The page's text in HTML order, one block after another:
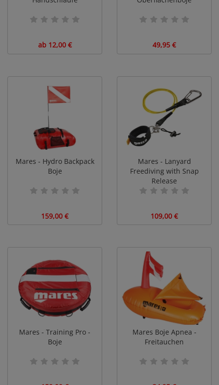
ab 12,00 € 49,95 €
Mares - Hydro Backpack
Boje
159,00 €
Mares - Lanyard
Freediving with Snap
Release
109,00 €
Mares - Training Pro -
Boje
Mares Boje Apnea -
Freitauchen